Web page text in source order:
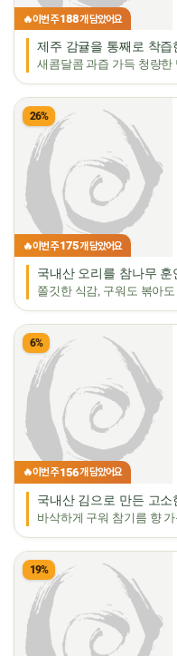
🔥이번 주188개 담았어요
제주 감귤을 통째로 착즙
새콤달콤 과즙 가득 청량한
26%
🔥이번 주175개 담았어요
국내산 오리를 참나무 훈
쫄깃한 식감, 구워도 볶아
6%
🔥이번 주156개 담았어요
국내산 김으로 만든 고소
바삭하게 구워 참기름 향 가
19%